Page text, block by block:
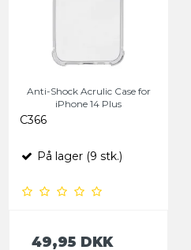
Anti-Shock Acrulic Case for
iPhone 14 Plus
C366
På lager (9 stk.)
49,95 DKK